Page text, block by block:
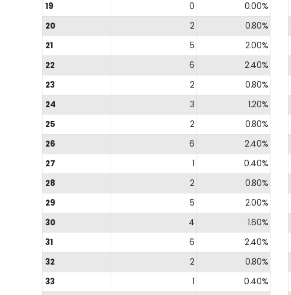
19
0
0.00%
20
2
0.80%
21
5
2.00%
22
6
2.40%
23
2
0.80%
24
3
1.20%
25
2
0.80%
26
6
2.40%
27
1
0.40%
28
2
0.80%
29
5
2.00%
30
4
1.60%
31
6
2.40%
32
2
0.80%
33
1
0.40%